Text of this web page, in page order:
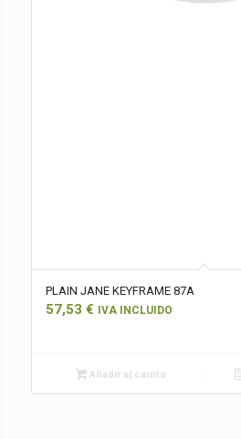
PLAIN JANE KEYFRAME 87A
57,53 € IVA INCLUIDO
Añadir al carrito